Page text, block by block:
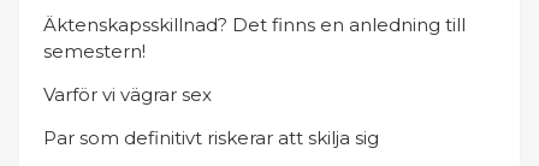
Äktenskapsskillnad? Det finns en anledning till
semestern!
Varför vi vägrar sex
Par som definitivt riskerar att skilja sig